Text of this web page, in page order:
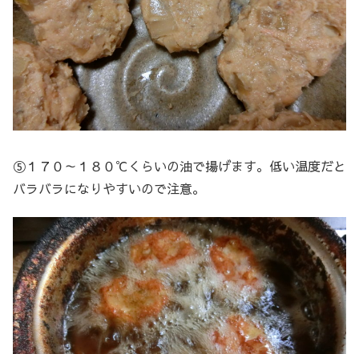
⑤１７０～１８０℃くらいの油で揚げます。低い温度だと
バラバラになりやすいので注意。